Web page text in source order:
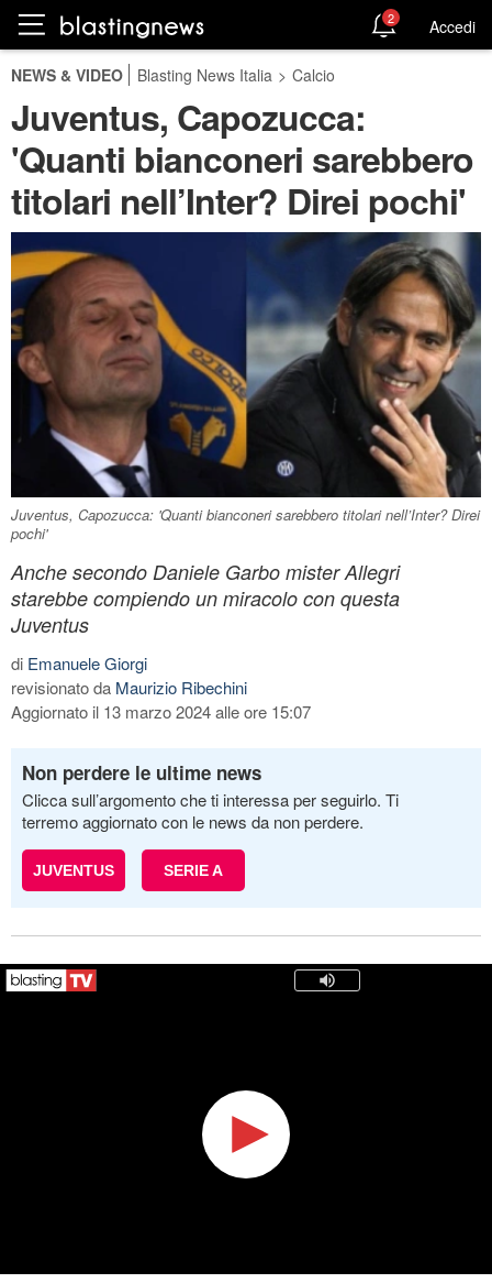
2 Accedi
NEWS & VIDEO Blasting News Italia > Calcio
Juventus, Capozucca:
'Quanti bianconeri sarebbero
titolari nell’Inter? Direi pochi'
Juventus, Capozucca: 'Quanti bianconeri sarebbero titolari nell’Inter? Direi
pochi'
Anche secondo Daniele Garbo mister Allegri
starebbe compiendo un miracolo con questa
Juventus
di Emanuele Giorgi
revisionato da Maurizio Ribechini
Aggiornato il 13 marzo 2024 alle ore 15:07
Non perdere le ultime news
Clicca sull’argomento che ti interessa per seguirlo. Ti
terremo aggiornato con le news da non perdere.
JUVENTUS SERIE A